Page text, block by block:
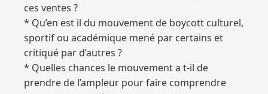
ces ventes ?
* Qu’en est il du mouvement de boycott culturel,
sportif ou académique mené par certains et
critiqué par d’autres ?
* Quelles chances le mouvement a t-il de
prendre de l’ampleur pour faire comprendre